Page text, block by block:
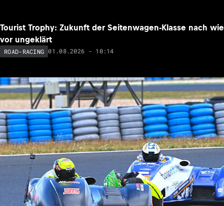
Tourist Trophy: Zukunft der Seitenwagen-Klasse nach wie
vor ungeklärt
ROAD-RACING 01.08.2026 - 10:14